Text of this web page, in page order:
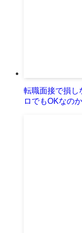
転職面接で損し
ロでもOKなの